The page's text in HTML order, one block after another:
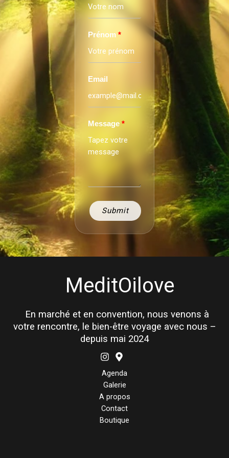
Prénom
Email
Message
Submit
MeditOilove
En marché et en convention, nous venons à
votre rencontre, le bien-être voyage avec nous –
depuis mai 2024
Agenda
Galerie
A propos
Contact
Boutique